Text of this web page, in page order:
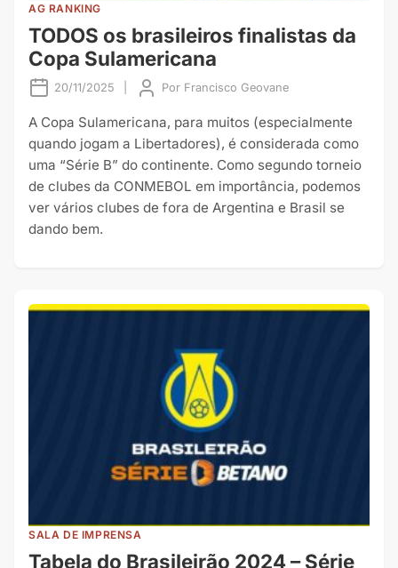
AG RANKING
TODOS os brasileiros finalistas da
Copa Sulamericana
20/11/2025 Por Francisco Geovane
A Copa Sulamericana, para muitos (especialmente
quando jogam a Libertadores), é considerada como
uma “Série B” do continente. Como segundo torneio
de clubes da CONMEBOL em importância, podemos
ver vários clubes de fora de Argentina e Brasil se
dando bem.
SALA DE IMPRENSA
Tabela do Brasileirão 2024 – Série